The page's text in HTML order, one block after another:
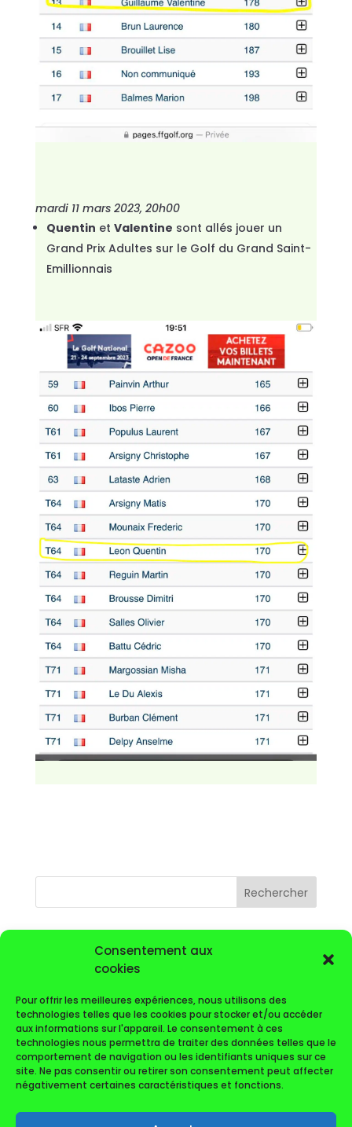
Consentement aux
cookies
Pour offrir les meilleures expériences, nous utilisons des
technologies telles que les cookies pour stocker et/ou accéder
aux informations sur l'appareil. Le consentement à ces
technologies nous permettra de traiter des données telles que le
comportement de navigation ou les identifiants uniques sur ce
site. Ne pas consentir ou retirer son consentement peut affecter
négativement certaines caractéristiques et fonctions.
mardi 11 mars 2023, 20h00
Quentin et Valentine sont allés jouer un
Grand Prix Adultes sur le Golf du Grand Saint-
Emillionnais
Rechercher
Articles récents
VOYAGE GOLFIQUE DE L’AS 2026
Lettre du mois de Novembre 2025
COUPE DU PIC 2025 (résultats)
Lettre du mois d’octobre 2025
Commentaires récents